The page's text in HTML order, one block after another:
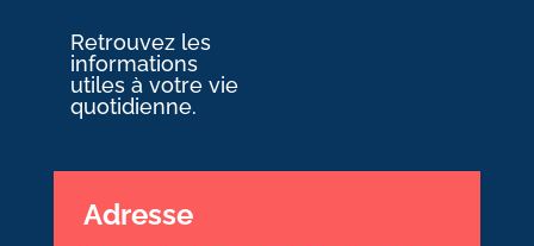
Retrouvez les
informations
utiles à votre vie
quotidienne.
Adresse